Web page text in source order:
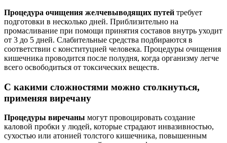
Процедура очищения желчевыводящих путей требует
подготовки в несколько дней. Приблизительно на
промасливание при помощи принятия составов внутрь уходит
от 3 до 5 дней. Слабительные средства подбираются в
соответствии с конституцией человека. Процедуры очищения
кишечника проводится после полудня, когда организму легче
всего освободиться от токсических веществ.
С какими сложностями можно столкнуться,
применяя виречану
Процедуры виречаны могут провоцировать создание
каловой пробки у людей, которые страдают инвазивностью,
сухостью или атонией толстого кишечника, повышенным